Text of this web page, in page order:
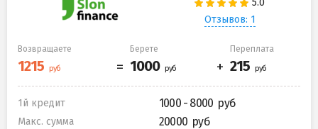
Отзывов: 1
Возвращаете Берете Переплата
1й кредит 1000 - 8000
Макс. сумма 20000